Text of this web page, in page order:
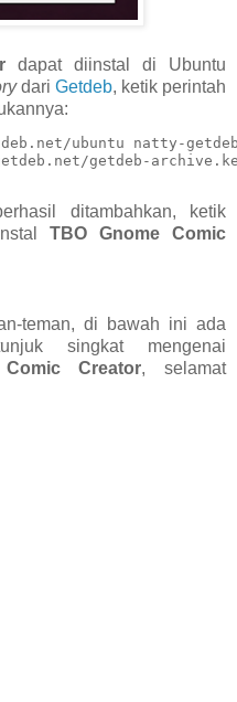
dapat diinstal di Ubuntu
dari Getdeb, ketik perintah
ubuntu natty-
getdeb-
ditambahkan, ketik
TBO Gnome Comic
teman, di bawah ini ada
singkat mengenai
Creator, selamat